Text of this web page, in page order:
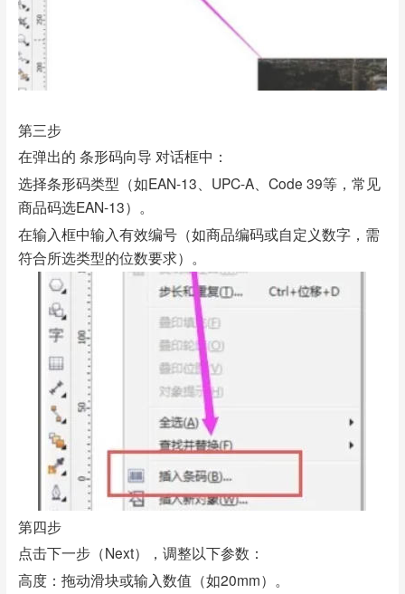
第三步
在弹出的 条形码向导 对话框中：
选择条形码类型（如EAN-13、UPC-A、Code 39等，常见
商品码选EAN-13）。
在输入框中输入有效编号（如商品编码或自定义数字，需
符合所选类型的位数要求）。
第四步
点击下一步（Next），调整以下参数：
高度：拖动滑块或输入数值（如20mm）。